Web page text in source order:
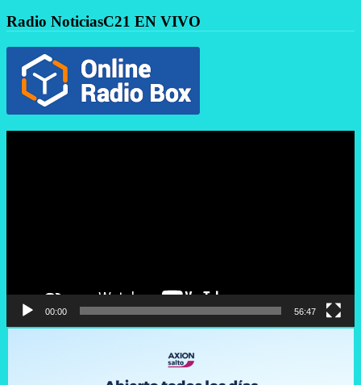
Radio NoticiasC21 EN VIVO
00:00 56:47